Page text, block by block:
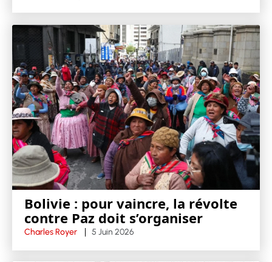
Bolivie : pour vaincre, la révolte
contre Paz doit s’organiser
Charles Royer 5 Juin 2026